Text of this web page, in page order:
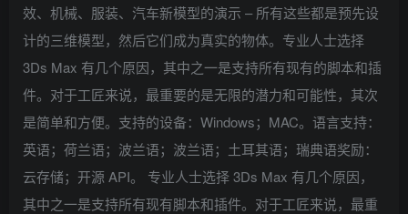
效、机械、服装、汽车新模型的演示 – 所有这些都是预先设
计的三维模型，然后它们成为真实的物体。专业人士选择
3Ds Max 有几个原因，其中之一是支持所有现有的脚本和插
件。对于工匠来说，最重要的是无限的潜力和可能性，其次
是简单和方便。支持的设备：Windows；MAC。语言支持：
英语；荷兰语；波兰语；波兰语；土耳其语；瑞典语奖励：
云存储；开源 API。 专业人士选择 3Ds Max 有几个原因，
其中之一是支持所有现有脚本和插件。对于工匠来说，最重